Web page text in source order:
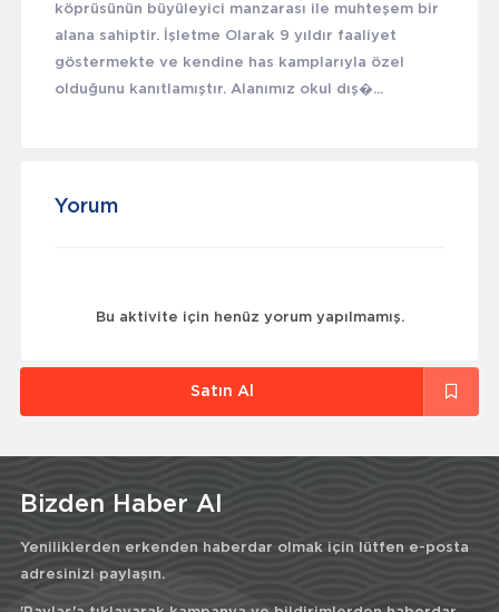
köprüsünün büyüleyici manzarası ile muhteşem bir
alana sahiptir. İşletme Olarak 9 yıldır faaliyet
göstermekte ve kendine has kamplarıyla özel
olduğunu kanıtlamıştır. Alanımız okul dış�...
Yorum
Bu aktivite için henüz yorum yapılmamış.
Satın Al
Bizden Haber Al
Yeniliklerden erkenden haberdar olmak için lütfen e-posta
adresinizi paylaşın.